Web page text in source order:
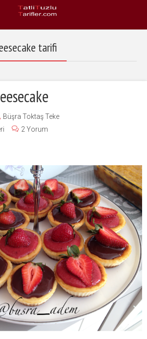
tarifi
Büşra Toktaş Teke
2 Yorum